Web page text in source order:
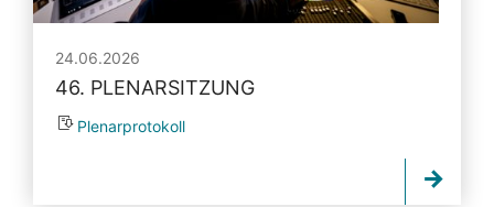
24.06.2026
46. PLENARSITZUNG
Plenarprotokoll